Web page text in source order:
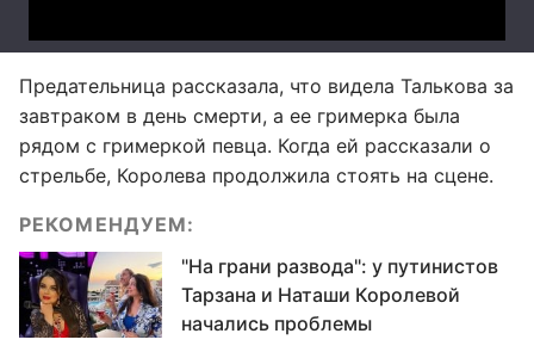
Предательница рассказала, что видела Талькова за
завтраком в день смерти, а ее гримерка была
рядом с гримеркой певца. Когда ей рассказали о
стрельбе, Королева продолжила стоять на сцене.
РЕКОМЕНДУЕМ:
"На грани развода": у путинистов
Тарзана и Наташи Королевой
начались проблемы